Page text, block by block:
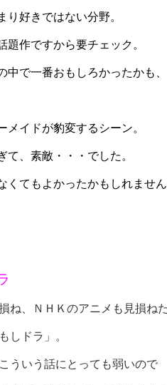
り好きではない分野。
題作ですから要チェック。
中で一番おもしろかったかも、
メイドが豹変するシーン。
て、 素敵・・・でした。
くてもよかったかもしれません
ね、ＮＨＫのアニメも見損ねた
しドラ」。
ういう話にとっても弱いので